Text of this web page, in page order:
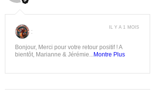
:
Bonjour, Merci pour votre retour positif ! A
bientôt, Marianne & Jérémie...Montre Plus
IL Y A 1 MOIS